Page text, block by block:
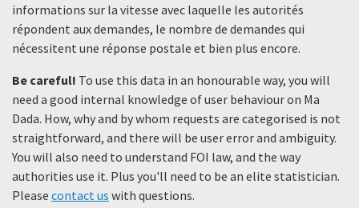
informations sur la vitesse avec laquelle les autorités
répondent aux demandes, le nombre de demandes qui
nécessitent une réponse postale et bien plus encore.
Be careful! To use this data in an honourable way, you will
need a good internal knowledge of user behaviour on Ma
Dada. How, why and by whom requests are categorised is not
straightforward, and there will be user error and ambiguity.
You will also need to understand FOI law, and the way
authorities use it. Plus you'll need to be an elite statistician.
Please contact us with questions.